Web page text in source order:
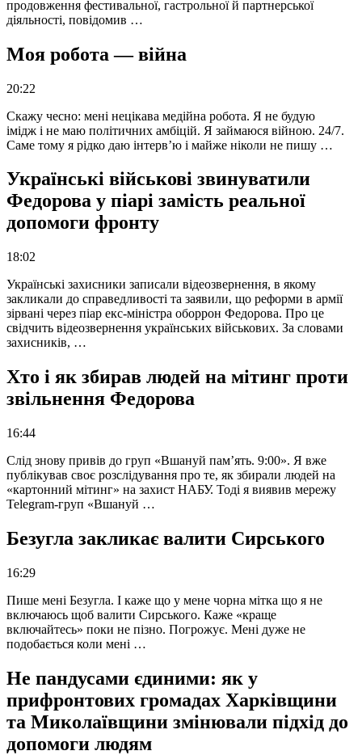
продовження фестивальної, гастрольної й партнерської
діяльності, повідомив …
Моя робота — війна
20:22
Скажу чесно: мені нецікава медійна робота. Я не будую
імідж і не маю політичних амбіцій. Я займаюся війною. 24/7.
Саме тому я рідко даю інтерв’ю і майже ніколи не пишу …
Українські військові звинуватили
Федорова у піарі замість реальної
допомоги фронту
18:02
Українські захисники записали відеозвернення, в якому
закликали до справедливості та заявили, що реформи в армії
зірвані через піар екс-міністра оборрон Федорова. Про це
свідчить відеозвернення українських військових. За словами
захисників, …
Хто і як збирав людей на мітинг проти
звільнення Федорова
16:44
Слід знову привів до груп «Вшануй пам’ять. 9:00». Я вже
публікував своє розслідування про те, як збирали людей на
«картонний мітинг» на захист НАБУ. Тоді я виявив мережу
Telegram-груп «Вшануй …
Безугла закликає валити Сирського
16:29
Пише мені Безугла. І каже що у мене чорна мітка що я не
включаюсь щоб валити Сирського. Каже «краще
включайтесь» поки не пізно. Погрожує. Мені дуже не
подобається коли мені …
Не пандусами єдиними: як у
прифронтових громадах Харківщини
та Миколаївщини змінювали підхід до
допомоги людям